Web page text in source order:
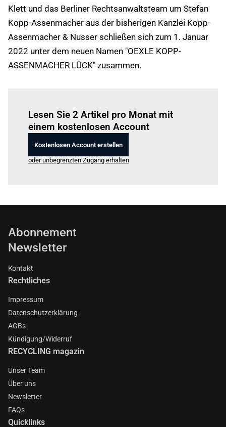
Klett und das Berliner Rechtsanwaltsteam um Stefan
Kopp-Assenmacher aus der bisherigen Kanzlei Kopp-
Assenmacher & Nusser schließen sich zum 1. Januar
2022 unter dem neuen Namen "OEXLE KOPP-
ASSENMACHER LÜCK" zusammen.
Lesen Sie 2 Artikel pro Monat mit
einem kostenlosen Account
Kostenlosen Account erstellen
oder unbegrenzten Zugang erhalten
Abonnement
Newsletter
Kontakt
Rechtliches
Impressum
Datenschutzerklärung
AGBs
Kündigung/Widerruf
RECYCLING magazin
Unser Team
Über uns
Newsletter
FAQs
Quicklinks